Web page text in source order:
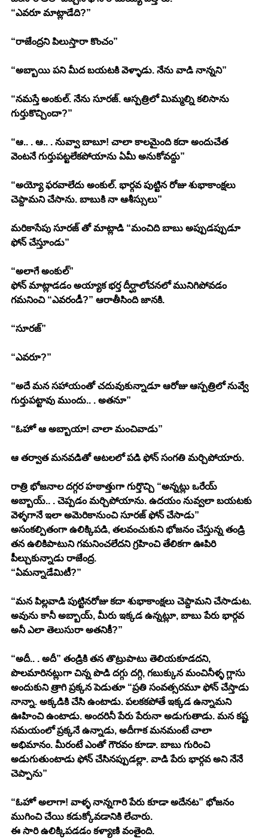
“ఎవరూ మాట్లాడేది?”
“రాజేంద్రని పిలుస్తారా కొంచం”
“అబ్బాయి పని మీద బయటకి వెళ్ళాడు. నేను వాడి నాన్నని”
“నమస్తే అంకుల్. నేను సూరజ్. ఆస్పత్రిలో మిమ్మల్ని కలిసాను
గుర్తుకొచ్చిందా?”
“ఆ.. . ఆ.. . నువ్వా బాబూ! చాలా కాలమైంది కదా అందుచేత
వెంటనే గుర్తుపట్టలేకపోయాను ఏమీ అనుకోవద్దు”
“అయ్యో ఫరవాలేదు అంకుల్. భార్గవ పుట్టిన రోజు శుభాకాంక్షలు
చెప్దామని చేసాను. బాబుకి నా ఆశీస్సులు”
మరికాసేపు సూరజ్ తో మాట్లాడి “మంచిది బాబు అప్పుడప్పుడూ
ఫోన్ చేస్తూండు”
“అలాగే అంకుల్”
ఫోన్ మాట్లాడడం అయ్యాక భర్త దీర్ఘాలోచనలో మునిగిపోవడం
గమనించి “ఎవరండీ?” ఆరాతీసింది జానకి.
“సూరజ్”
“ఎవరూ?”
“అదే మన సహాయంతో చదువుకున్నాడూ ఆరోజు ఆస్పత్రిలో నువ్వే
గుర్తుపట్టావు ముందు.. . అతనూ”
“ఓహో ఆ అబ్బాయా! చాలా మంచివాడు”
ఆ తర్వాత మనవడితో ఆటలలో పడి ఫోన్ సంగతి మర్చిపోయారు.
రాత్రి భోజనాల దగ్గర హఠాత్తుగా గుర్తొచ్చి “అన్నట్లు ఒరేయ్
అబ్బాయ్.. . చెప్పడం మర్చిపోయాను. ఉదయం నువ్వలా బయటకు
వెళ్ళగానే ఇలా అమెరికానుంచి సూరజ్ ఫోన్ చేసాడు”
అసంకల్పితంగా ఉలిక్కిపడి, తలవంచుకుని భోజనం చేస్తున్న తండ్రి
తన ఉలికిపాటుని గమనించలేదని గ్రహించి తేలికగా ఊపిరి
పీల్చుకున్నాడు రాజేంద్ర.
“ఏమన్నాడేమిటీ?”
“మన పిల్లవాడి పుట్టినరోజు కదా శుభాకాంక్షలు చెప్దామని చేసాడుట.
అవును కానీ అబ్బాయ్, మీరు ఇక్కడ ఉన్నట్లూ, బాబు పేరు భార్గవ
అనీ ఎలా తెలుసురా అతనికీ?”
“అదీ.. . అదీ” తండ్రికి తన తొట్రుపాటు తెలియకూడదని,
పొలమారినట్లుగా చిన్న పొడి దగ్గు దగ్గి, గబుక్కున మంచినీళ్ళ గ్లాసు
అందుకుని త్రాగి ప్రక్కన పెడుతూ “ప్రతి సంవత్సరమూ ఫోన్ చేస్తాడు
నాన్నా. అక్కడికి చేసి ఉంటాడు. పలకకపోతే ఇక్కడ ఉన్నామని
ఊహించి ఉంటాడు. అందరినీ పేరు పేరునా అడుగుతాడు. మన కష్ట
సమయంలో ప్రక్కనే ఉన్నాడు, అదీగాక మనమంటే చాలా
అభిమానం. మీరంటే ఎంతో గౌరవం కూడా. బాబు గురించి
అడుగుతుంటాడు ఫోన్ చేసినప్పుడల్లా. వాడి పేరు భార్గవ అని నేనే
చెప్పాను”
“ఓహో అలాగా! వాళ్ళ నాన్నగారి పేరు కూడా అదేనట” భోజనం
ముగించి చేయి కడుక్కోవడానికి లేచారు.
ఈ సారి ఉలిక్కిపడడం కళ్యాణి వంతైంది.